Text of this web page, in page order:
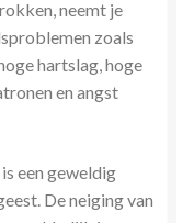
neemt je
zoals
hartslag, hoge
en angst
een geweldig
De neiging van